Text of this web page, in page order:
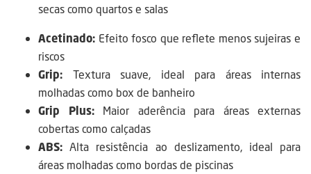
secas como quartos e salas
Acetinado: Efeito fosco que reflete menos sujeiras e
riscos
Grip: Textura suave, ideal para áreas internas
molhadas como box de banheiro
Grip Plus:Maior aderência para áreas externas
cobertas como calçadas
ABS:Alta resistência ao deslizamento, ideal para
áreas molhadas como bordas de piscinas